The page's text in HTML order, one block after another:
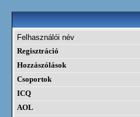
Felhasználói név
Regisztráció
Hozzászólások
Csoportok
ICQ
AOL